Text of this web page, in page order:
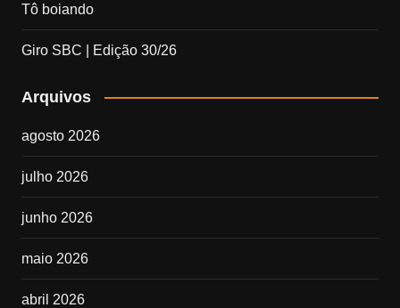
Tô boiando
Giro SBC | Edição 30/26
Arquivos
agosto 2026
julho 2026
junho 2026
maio 2026
abril 2026